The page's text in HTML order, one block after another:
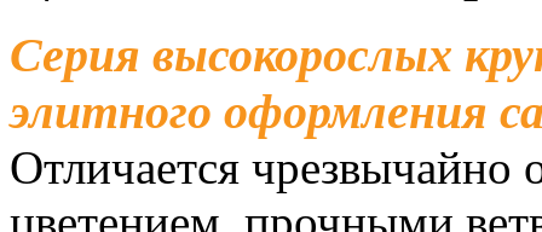
Серия высокорослых
элитного оформления
Отличается